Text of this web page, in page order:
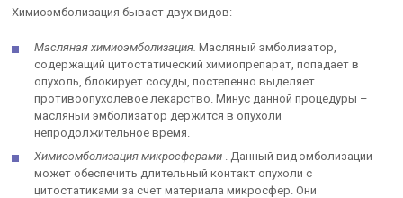
Химиоэмболизация бывает двух видов:
Масляная химиоэмболизация. Масляный эмболизатор,
содержащий цитостатический химиопрепарат, попадает в
опухоль, блокирует сосуды, постепенно выделяет
противоопухолевое лекарство. Минус данной процедуры –
масляный эмболизатор держится в опухоли
непродолжительное время.
Химиоэмболизация микросферами . Данный вид эмболизации
может обеспечить длительный контакт опухоли с
цитостатиками за счет материала микросфер. Они